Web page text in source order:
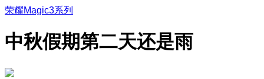
荣耀Magic3系列
中秋假期第二天还是雨